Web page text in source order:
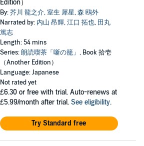
Edition）
By:芥川 龍之介,室生 犀星,森 鴎外
Narrated by: 内山 昂輝,江口 拓也, 田丸
篤志
Length: 54 mins
Series:朗読喫茶「噺の籠」 , Book 拾壱
（Another Edition）
Language: Japanese
Not rated yet
£6.30 or free with trial. Auto-renews at
£5.99/month after trial. See eligibility.
Try Standard free